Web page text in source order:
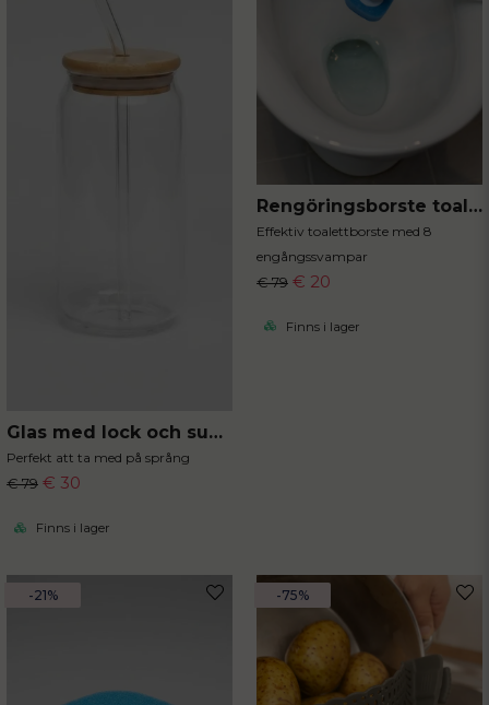
Glas med lock och sugrör
Perfekt att ta med på språng
€ 79 € 30
Finns i lager
Rengöringsborste toalett med engångssvampar
Effektiv toalettborste med 8
engångssvampar
€ 79 € 20
Finns i lager
-21% -75%